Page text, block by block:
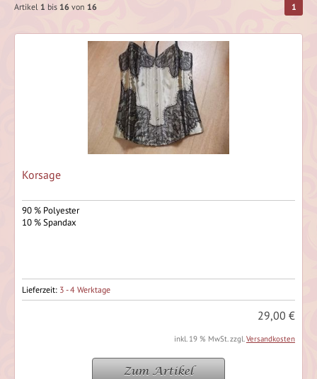
Artikel 1 bis 16 von 16 1
Korsage
90 % Polyester
10 % Spandax
Lieferzeit: 3 - 4 Werktage
29,00 €
inkl. 19 % MwSt. zzgl.Versandkosten
Zum Artikel